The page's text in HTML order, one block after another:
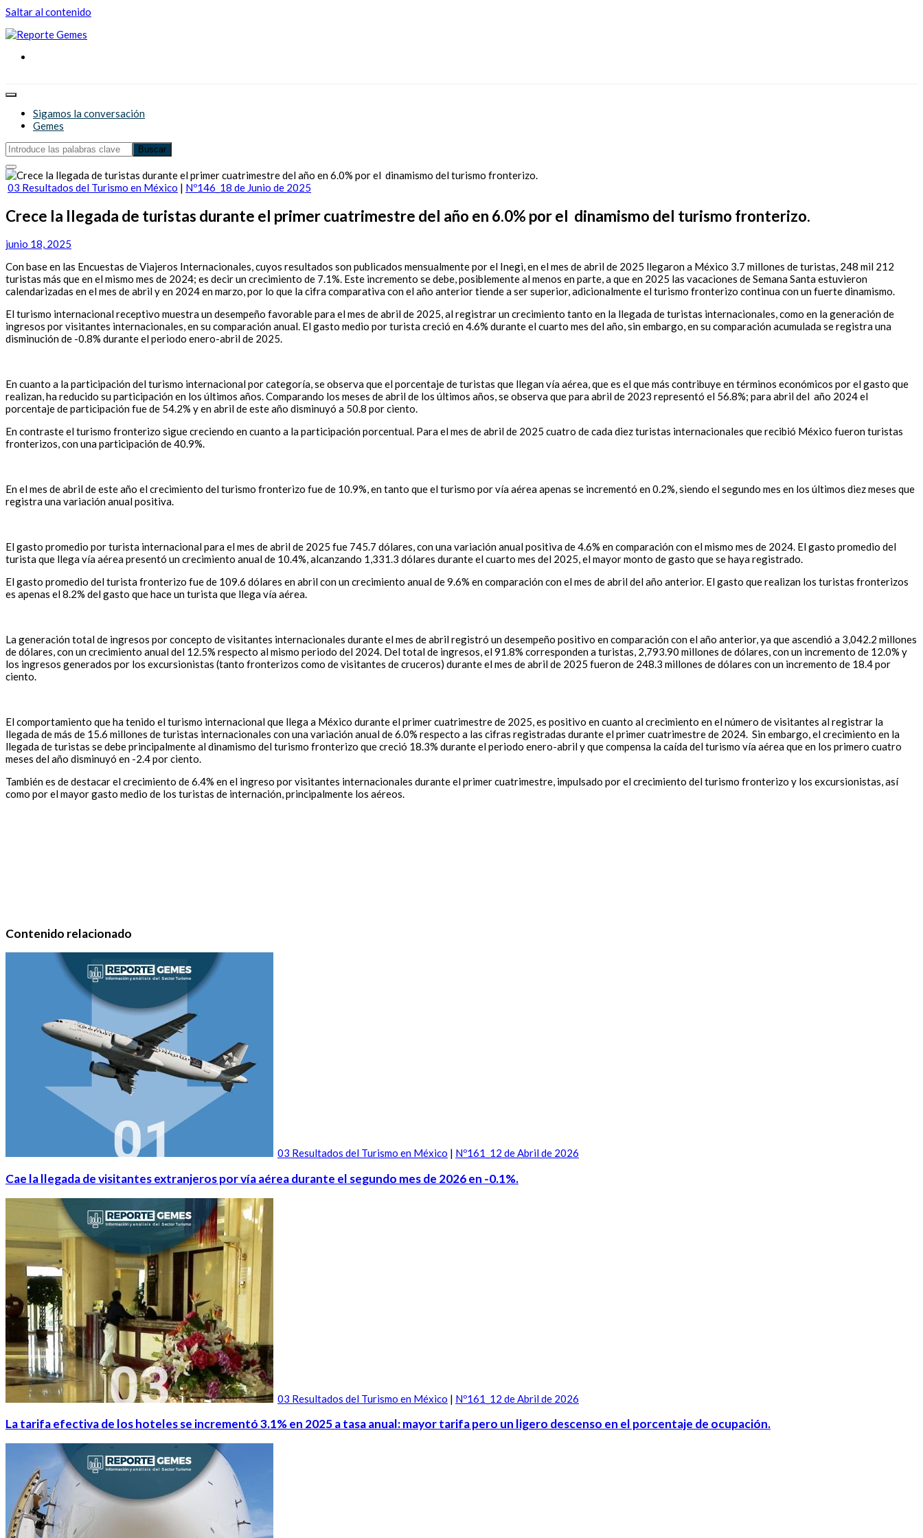
Saltar al contenido
Reporte Gemes
Sigamos la conversación
Gemes
03 Resultados del Turismo en México | Nº146_18 de Junio de 2025
Crece la llegada de turistas durante el primer cuatrimestre del año en 6.0% por el dinamismo del turismo fronterizo.
junio 18, 2025
Con base en las Encuestas de Viajeros Internacionales, cuyos resultados son publicados mensualmente por el Inegi, en el mes de abril de 2025 llegaron a México 3.7 millones de turistas, 248 mil 212
turistas más que en el mismo mes de 2024; es decir un crecimiento de 7.1%. Este incremento se debe, posiblemente al menos en parte, a que en 2025 las vacaciones de Semana Santa estuvieron
calendarizadas en el mes de abril y en 2024 en marzo, por lo que la cifra comparativa con el año anterior tiende a ser superior, adicionalmente el turismo fronterizo continua con un fuerte dinamismo.
El turismo internacional receptivo muestra un desempeño favorable para el mes de abril de 2025, al registrar un crecimiento tanto en la llegada de turistas internacionales, como en la generación de
ingresos por visitantes internacionales, en su comparación anual. El gasto medio por turista creció en 4.6% durante el cuarto mes del año, sin embargo, en su comparación acumulada se registra una
disminución de -0.8% durante el periodo enero-abril de 2025.
En cuanto a la participación del turismo internacional por categoría, se observa que el porcentaje de turistas que llegan vía aérea, que es el que más contribuye en términos económicos por el gasto que
realizan, ha reducido su participación en los últimos años. Comparando los meses de abril de los últimos años, se observa que para abril de 2023 representó el 56.8%; para abril del año 2024 el
porcentaje de participación fue de 54.2% y en abril de este año disminuyó a 50.8 por ciento.
En contraste el turismo fronterizo sigue creciendo en cuanto a la participación porcentual. Para el mes de abril de 2025 cuatro de cada diez turistas internacionales que recibió México fueron turistas
fronterizos, con una participación de 40.9%.
En el mes de abril de este año el crecimiento del turismo fronterizo fue de 10.9%, en tanto que el turismo por vía aérea apenas se incrementó en 0.2%, siendo el segundo mes en los últimos diez meses que
registra una variación anual positiva.
El gasto promedio por turista internacional para el mes de abril de 2025 fue 745.7 dólares, con una variación anual positiva de 4.6% en comparación con el mismo mes de 2024. El gasto promedio del
turista que llega vía aérea presentó un crecimiento anual de 10.4%, alcanzando 1,331.3 dólares durante el cuarto mes del 2025, el mayor monto de gasto que se haya registrado.
El gasto promedio del turista fronterizo fue de 109.6 dólares en abril con un crecimiento anual de 9.6% en comparación con el mes de abril del año anterior. El gasto que realizan los turistas fronterizos
es apenas el 8.2% del gasto que hace un turista que llega vía aérea.
La generación total de ingresos por concepto de visitantes internacionales durante el mes de abril registró un desempeño positivo en comparación con el año anterior, ya que ascendió a 3,042.2 millones
de dólares, con un crecimiento anual del 12.5% respecto al mismo periodo del 2024. Del total de ingresos, el 91.8% corresponden a turistas, 2,793.90 millones de dólares, con un incremento de 12.0% y
los ingresos generados por los excursionistas (tanto fronterizos como de visitantes de cruceros) durante el mes de abril de 2025 fueron de 248.3 millones de dólares con un incremento de 18.4 por
ciento.
El comportamiento que ha tenido el turismo internacional que llega a México durante el primer cuatrimestre de 2025, es positivo en cuanto al crecimiento en el número de visitantes al registrar la
llegada de más de 15.6 millones de turistas internacionales con una variación anual de 6.0% respecto a las cifras registradas durante el primer cuatrimestre de 2024. Sin embargo, el crecimiento en la
llegada de turistas se debe principalmente al dinamismo del turismo fronterizo que creció 18.3% durante el periodo enero-abril y que compensa la caída del turismo vía aérea que en los primero cuatro
meses del año disminuyó en -2.4 por ciento.
También es de destacar el crecimiento de 6.4% en el ingreso por visitantes internacionales durante el primer cuatrimestre, impulsado por el crecimiento del turismo fronterizo y los excursionistas, así
como por el mayor gasto medio de los turistas de internación, principalmente los aéreos.
Contenido relacionado
03 Resultados del Turismo en México | Nº161_12 de Abril de 2026
Cae la llegada de visitantes extranjeros por vía aérea durante el segundo mes de 2026 en -0.1%.
03 Resultados del Turismo en México | Nº161_12 de Abril de 2026
La tarifa efectiva de los hoteles se incrementó 3.1% en 2025 a tasa anual: mayor tarifa pero un ligero descenso en el porcentaje de ocupación.